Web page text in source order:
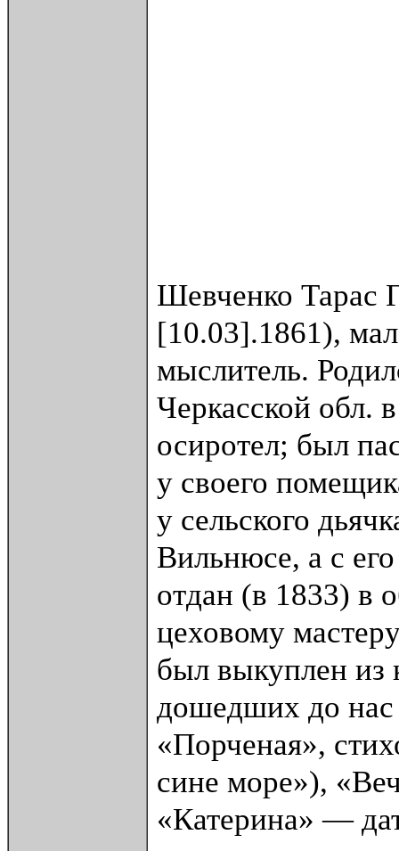
Шевченко Тарас
[10.03].1861),
мыслитель.
Черкасской обл.
осиротел; был
у своего
у сельского
Вильнюсе, а с
отдан (в 1833) в
цеховому
был выкуплен из
дошедших до
«Порченая»,
сине море»),
«Катерина» —